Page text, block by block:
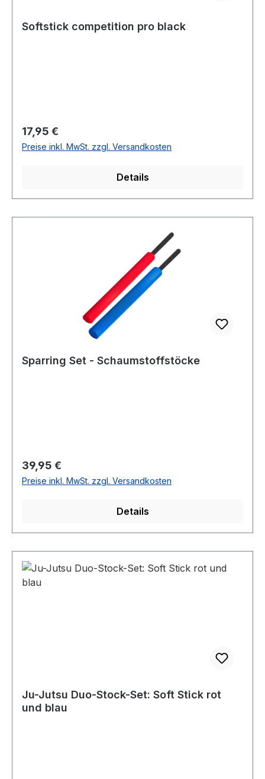
Softstick competition pro black
Regulärer Preis:
17,95 €
Preise inkl. MwSt. zzgl. Versandkosten
Details
Sparring Set - Schaumstoffstöcke
Regulärer Preis:
39,95 €
Preise inkl. MwSt. zzgl. Versandkosten
Details
Ju-Jutsu Duo-Stock-Set: Soft Stick rot
und blau